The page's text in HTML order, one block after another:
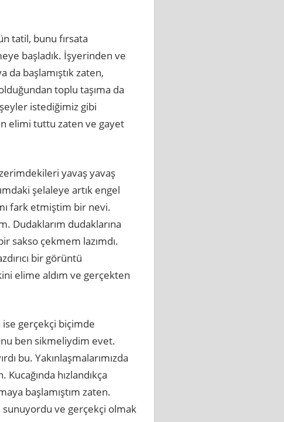
tatil, bunu fırsata
başladık. İşyerinden ve
başlamıştık zaten,
toplu taşıma da
istediğimiz gibi
elimi tuttu zaten ve gayet
yavaş yavaş
şelaleye artık engel
fark etmiştim bir nevi.
Dudaklarım dudaklarına
sakso çekmem lazımdı.
bir görüntü
elime aldım ve gerçekten
ise gerçekçi biçimde
ben sikmeliydim evet.
bu. Yakınlaşmalarımızda
hızlandıkça
başlamıştım zaten.
ve gerçekçi olmak